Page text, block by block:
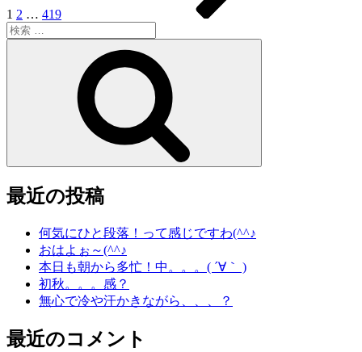
ゲ
ー
1 2 … 419
検
索:
最近の投稿
何気にひと段落！って感じですわ(^^♪
おはよぉ～(^^♪
本日も朝から多忙！中。。。( ´∀｀ )
初秋。。。感？
無心で冷や汗かきながら、、、？
最近のコメント